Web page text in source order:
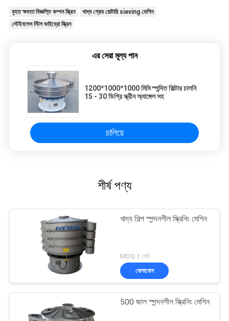
বৃহত ক্ষমতা বিজ্ঞপ্তি কম্পন স্ক্রিন
খাদ্য গ্রেড রোটারি sieving মেশিন
স্টেইনলেস স্টিল ভাইব্রো স্ক্রিন
এর সেরা মূল্য পান
1200*1000*1000 মিমি স্পন্দিত ফিল্টার চালনি
15 - 30 ডিগ্রি স্ক্রীন অ্যাঙ্গেল সহ
চালিয়ে
শীর্ষ পণ্য
খাদ্য শিল্প স্পন্দনশীল স্ক্রিনিং মেশিন
MOQ:1 সেট
যোগাযোগ
500 জাল স্পন্দনশীল স্ক্রিনিং মেশিন